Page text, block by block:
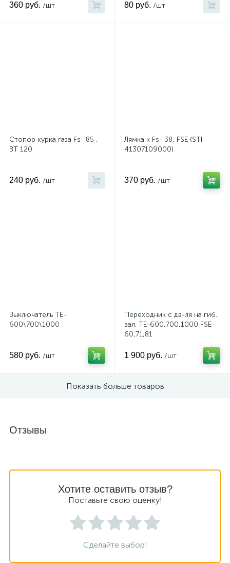
360 руб. /шт 80 руб. /шт
Стопор курка газа Fs- 85 ,
ВТ 120
240 руб. /шт
Лямка к Fs- 38, FSE (STI-
41307109000)
370 руб. /шт
Выключатель TE-
600\700\1000
580 руб. /шт
Переходник с дв-ля на гиб.
вал. TE-600,700,1000,FSE-
60,71,81
1 900 руб. /шт
Показать больше товаров
Отзывы
Хотите оставить отзыв?
Поставьте свою оценку!
Сделайте выбор!